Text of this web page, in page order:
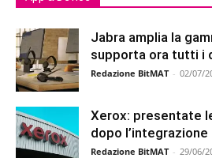
Jabra amplia la
supporta ora tutti i
Redazione BitMAT - 02/07/
Xerox: presentate
dopo
Redazione BitMAT - 29/06/